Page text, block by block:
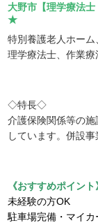
大野市【理学療法
★
特別養護老人ホー
理学療法士、作業療
◇特長◇
介護保険関係等の
しています。併設
《おすすめポイント
未経験の方OK
駐車場完備・マイカ